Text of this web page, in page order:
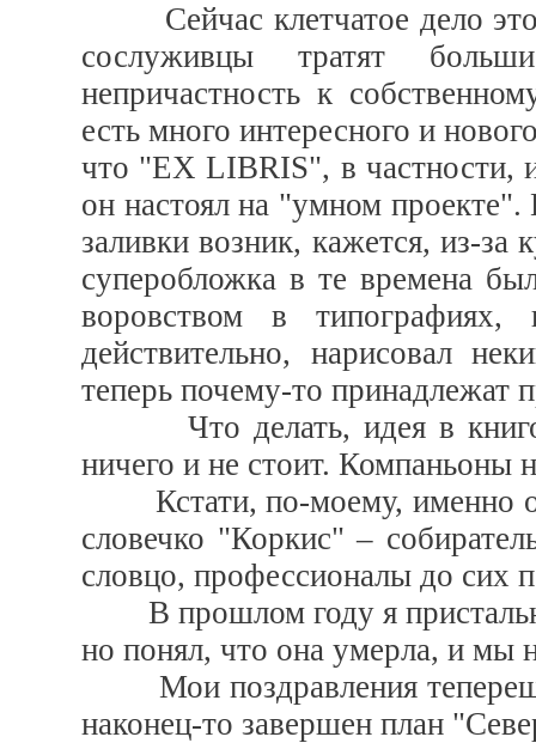
Сейчас клетчатое дело
сослуживцы тратят
непричастность к
есть много интересного и
что "EX LIBRIS", в частности,
он настоял на "умном
заливки возник, кажется, из-
суперобложка в те времена
воровством в
действительно, нарисовал
теперь почему-то принадлежат
Что делать, идея в
ничего и не стоит. Компаньоны
Кстати, по-моему, именно
словечко "Коркис" –
словцо, профессионалы до сих
В прошлом году я
но понял, что она умерла, и мы
Мои поздравления
наконец-то завершен план